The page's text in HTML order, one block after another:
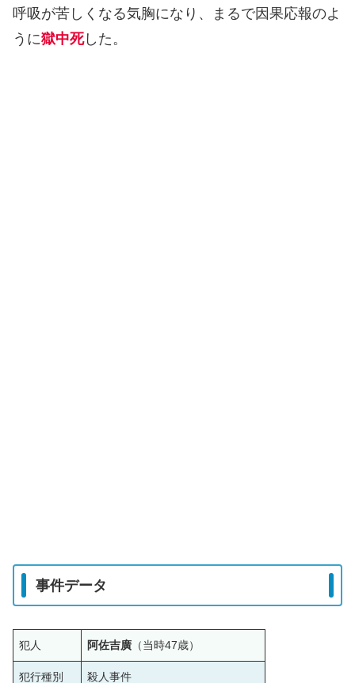
呼吸が苦しくなる気胸になり、まるで因果応報のよ
うに獄中死した。
事件データ
犯人 阿佐吉廣 （当時47歳）
犯行種別 殺人事件